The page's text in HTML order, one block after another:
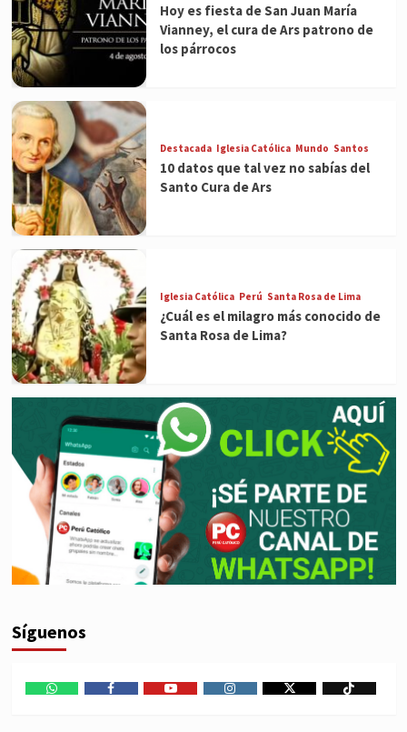
Hoy es fiesta de San Juan María
Vianney, el cura de Ars patrono de
los párrocos
Destacada Iglesia Católica Mundo Santos
10 datos que tal vez no sabías del
Santo Cura de Ars
Iglesia Católica Perú Santa Rosa de Lima
¿Cuál es el milagro más conocido de
Santa Rosa de Lima?
Síguenos